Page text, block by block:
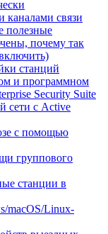
каналами связи
полезные
почему так
станций
и программном
Security Suite
сети с Active
с помощью
группового
станции в
macOS/Linux-